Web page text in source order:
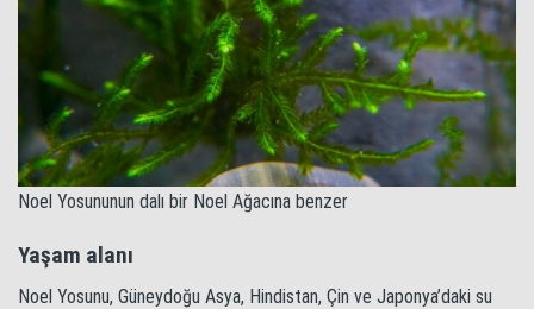
Noel Yosununun dalı bir Noel Ağacına benzer
Yaşam alanı
Noel Yosunu, Güneydoğu Asya, Hindistan, Çin ve Japonya’daki su